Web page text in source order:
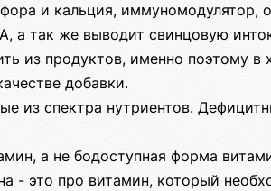
и кальция, иммуномодулятор,
а так же выводит свинцовую
из продуктов, именно поэтому в
добавки.
из спектра нутриентов.
а не бодоступная форма
- это про витамин, который